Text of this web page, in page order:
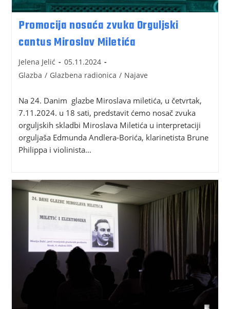
Promocija nosaća zvuka Orguljski
cantus Miroslav Miletića
Jelena Jelić
05.11.2024
Glazba / Glazbena radionica / Najave
Na 24. Danim glazbe Miroslava miletića, u četvrtak,
7.11.2024. u 18 sati, predstavit ćemo nosač zvuka
orguljskih skladbi Miroslava Miletića u interpretaciji
orguljaša Edmunda Andlera-Borića, klarinetista Brune
Philippa i violinista…